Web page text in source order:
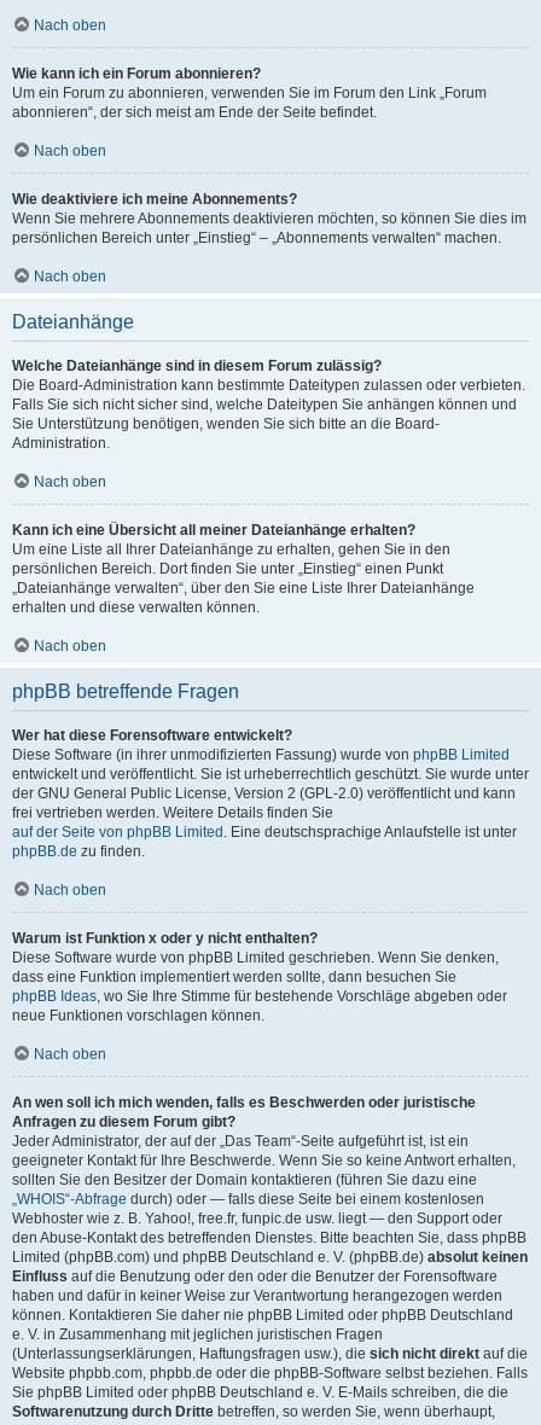
Nach oben
Wie kann ich ein Forum abonnieren?
Um ein Forum zu abonnieren, verwenden Sie im Forum den Link „Forum
abonnieren“, der sich meist am Ende der Seite befindet.
Nach oben
Wie deaktiviere ich meine Abonnements?
Wenn Sie mehrere Abonnements deaktivieren möchten, so können Sie dies im
persönlichen Bereich unter „Einstieg“ – „Abonnements verwalten“ machen.
Nach oben
Dateianhänge
Welche Dateianhänge sind in diesem Forum zulässig?
Die Board-Administration kann bestimmte Dateitypen zulassen oder verbieten.
Falls Sie sich nicht sicher sind, welche Dateitypen Sie anhängen können und
Sie Unterstützung benötigen, wenden Sie sich bitte an die Board-
Administration.
Nach oben
Kann ich eine Übersicht all meiner Dateianhänge erhalten?
Um eine Liste all Ihrer Dateianhänge zu erhalten, gehen Sie in den
persönlichen Bereich. Dort finden Sie unter „Einstieg“ einen Punkt
„Dateianhänge verwalten“, über den Sie eine Liste Ihrer Dateianhänge
erhalten und diese verwalten können.
Nach oben
phpBB betreffende Fragen
Wer hat diese Forensoftware entwickelt?
Diese Software (in ihrer unmodifizierten Fassung) wurde von phpBB Limited
entwickelt und veröffentlicht. Sie ist urheberrechtlich geschützt. Sie wurde unter
der GNU General Public License, Version 2 (GPL-2.0) veröffentlicht und kann
frei vertrieben werden. Weitere Details finden Sie
auf der Seite von phpBB Limited . Eine deutschsprachige Anlaufstelle ist unter
phpBB.de zu finden.
Nach oben
Warum ist Funktion x oder y nicht enthalten?
Diese Software wurde von phpBB Limited geschrieben. Wenn Sie denken,
dass eine Funktion implementiert werden sollte, dann besuchen Sie
phpBB Ideas, wo Sie Ihre Stimme für bestehende Vorschläge abgeben oder
neue Funktionen vorschlagen können.
Nach oben
An wen soll ich mich wenden, falls es Beschwerden oder juristische
Anfragen zu diesem Forum gibt?
Jeder Administrator, der auf der „Das Team“-Seite aufgeführt ist, ist ein
geeigneter Kontakt für Ihre Beschwerde. Wenn Sie so keine Antwort erhalten,
sollten Sie den Besitzer der Domain kontaktieren (führen Sie dazu eine
„WHOIS“-Abfrage durch) oder — falls diese Seite bei einem kostenlosen
Webhoster wie z. B. Yahoo!, free.fr, funpic.de usw. liegt — den Support oder
den Abuse-Kontakt des betreffenden Dienstes. Bitte beachten Sie, dass phpBB
Limited (phpBB.com) und phpBB Deutschland e. V. (phpBB.de) absolut keinen
Einfluss auf die Benutzung oder den oder die Benutzer der Forensoftware
haben und dafür in keiner Weise zur Verantwortung herangezogen werden
können. Kontaktieren Sie daher nie phpBB Limited oder phpBB Deutschland
e. V. in Zusammenhang mit jeglichen juristischen Fragen
(Unterlassungserklärungen, Haftungsfragen usw.), die sich nicht direkt auf die
Website phpbb.com, phpbb.de oder die phpBB-Software selbst beziehen. Falls
Sie phpBB Limited oder phpBB Deutschland e. V. E-Mails schreiben, die die
Softwarenutzung durch Dritte betreffen, so werden Sie, wenn überhaupt,